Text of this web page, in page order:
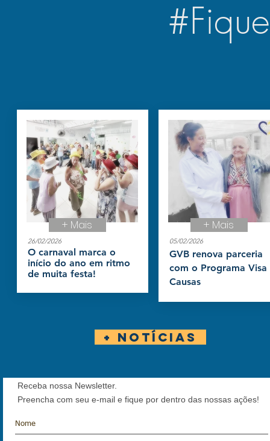
+ Mais
26/02/2026
O carnaval marca o
início do ano em ritmo
de muita festa!
+ Mais
05/02/2026
GVB renova parceria
com o Programa Visa
Causas
+ Notícias
Receba nossa Newsletter.
Preencha com seu e-mail e fique por dentro das nossas ações!